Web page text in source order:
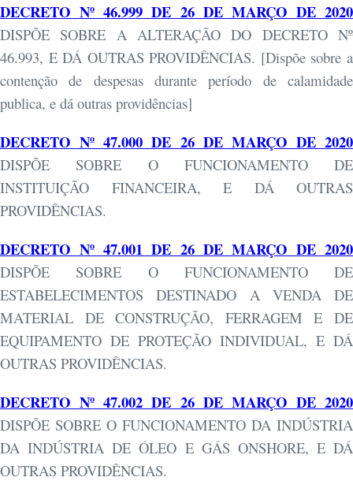
DECRETO Nº 46.999 DE 26 DE MARÇO DE 2020
DISPÕE SOBRE A ALTERAÇÃO DO DECRETO Nº
46.993, E DÁ OUTRAS PROVIDÊNCIAS. [Dispõe sobre a
contenção de despesas durante período de calamidade
publica, e dá outras providências]
DECRETO Nº 47.000 DE 26 DE MARÇO DE 2020
DISPÕE SOBRE O FUNCIONAMENTO DE
INSTITUIÇÃO FINANCEIRA, E DÁ OUTRAS
PROVIDÊNCIAS.
DECRETO Nº 47.001 DE 26 DE MARÇO DE 2020
DISPÕE SOBRE O FUNCIONAMENTO DE
ESTABELECIMENTOS DESTINADO A VENDA DE
MATERIAL DE CONSTRUÇÃO, FERRAGEM E DE
EQUIPAMENTO DE PROTEÇÃO INDIVIDUAL, E DÁ
OUTRAS PROVIDÊNCIAS.
DECRETO Nº 47.002 DE 26 DE MARÇO DE 2020
DISPÕE SOBRE O FUNCIONAMENTO DA INDÚSTRIA
DA INDÚSTRIA DE ÓLEO E GÁS ONSHORE, E DÁ
OUTRAS PROVIDÊNCIAS.